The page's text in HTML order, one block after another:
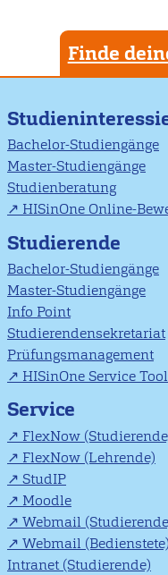
Finde
Bachelor-Studiengänge
Master-Studiengänge
Studienberatung
HISinOne Online-
Studierende
Bachelor-Studiengänge
Master-Studiengänge
Info Point
Studierendensekretariat
Prüfungsmanagement
HISinOne Service Tool
Service
FlexNow
FlexNow (Lehrende)
StudIP
Moodle
Webmail
Webmail (Bedienstete)
Intranet (Studierende)